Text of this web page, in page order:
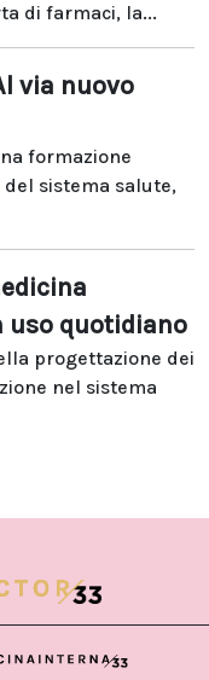
di farmaci, la...
via nuovo
formazione
sistema salute,
uso quotidiano
progettazione dei
nel sistema